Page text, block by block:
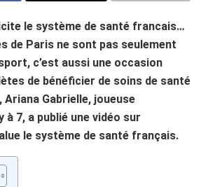
le système de santé francais…
de Paris ne sont pas seulement
c’est aussi une occasion
de bénéficier de soins de santé
Gabrielle, joueuse
à 7, a publié une vidéo sur
le système de santé français.